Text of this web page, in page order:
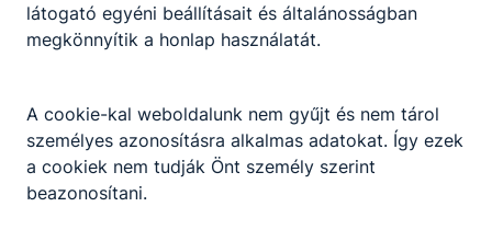
2023. január 17.
látogató egyéni beállításait és általánosságban
megkönnyítik a honlap használatát.
A cookie-kal weboldalunk nem gyűjt és nem tárol
személyes azonosításra alkalmas adatokat. Így ezek
a cookiek nem tudják Önt személy szerint
beazonosítani.